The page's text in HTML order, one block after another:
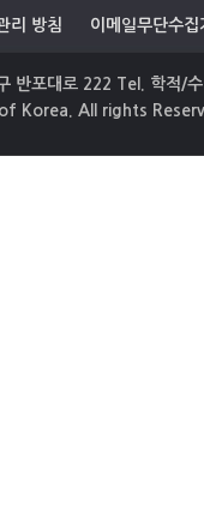
리 방침 이메일무단수집
반포대로 222 Tel. 학적/
Korea. All rights